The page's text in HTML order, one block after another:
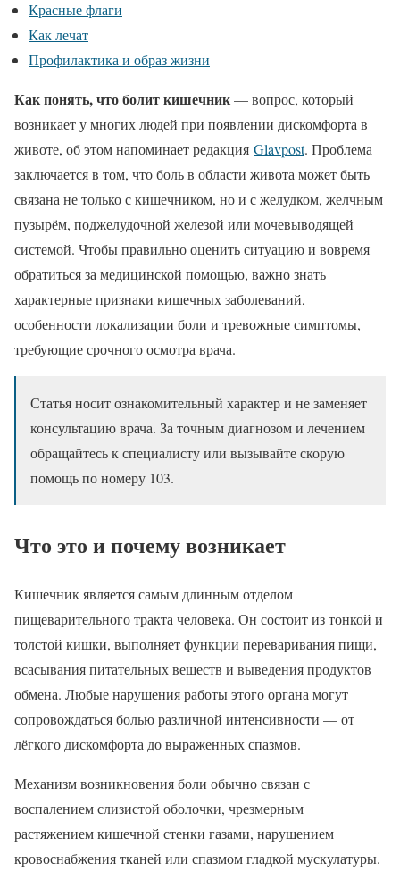
Красные флаги
Как лечат
Профилактика и образ жизни
Как понять, что болит кишечник— вопрос, который
возникает у многих людей при появлении дискомфорта в
животе, об этом напоминает редакция Glavpost. Проблема
заключается в том, что боль в области живота может быть
связана не только с кишечником, но и с желудком, желчным
пузырём, поджелудочной железой или мочевыводящей
системой. Чтобы правильно оценить ситуацию и вовремя
обратиться за медицинской помощью, важно знать
характерные признаки кишечных заболеваний,
особенности локализации боли и тревожные симптомы,
требующие срочного осмотра врача.
Статья носит ознакомительный характер и не заменяет
консультацию врача. За точным диагнозом и лечением
обращайтесь к специалисту или вызывайте скорую
помощь по номеру 103.
Что это и почему возникает
Кишечник является самым длинным отделом
пищеварительного тракта человека. Он состоит из тонкой и
толстой кишки, выполняет функции переваривания пищи,
всасывания питательных веществ и выведения продуктов
обмена. Любые нарушения работы этого органа могут
сопровождаться болью различной интенсивности — от
лёгкого дискомфорта до выраженных спазмов.
Механизм возникновения боли обычно связан с
воспалением слизистой оболочки, чрезмерным
растяжением кишечной стенки газами, нарушением
кровоснабжения тканей или спазмом гладкой мускулатуры.